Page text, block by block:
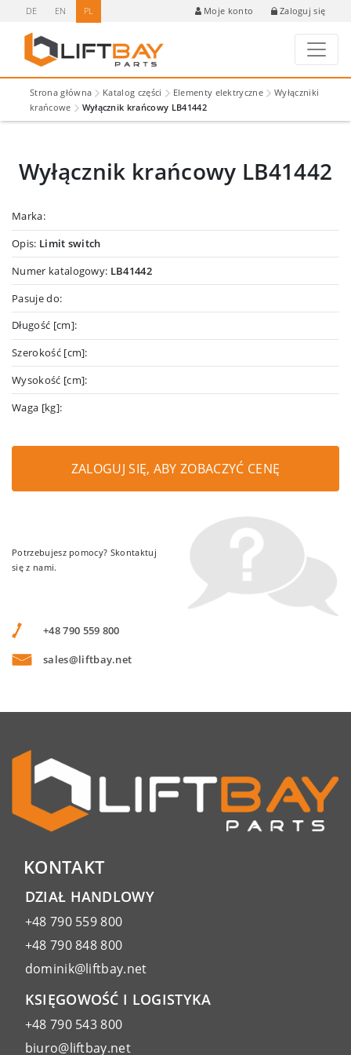
DE EN PL Moje konto Zaloguj się
Strona główna Katalog części Elementy elektryczne
Wyłączniki
krańcowe
Wyłącznik krańcowy LB41442
Wyłącznik krańcowy LB41442
Marka:
Opis: Limit switch
Numer katalogowy: LB41442
Pasuje do:
Długość [cm]:
Szerokość [cm]:
Wysokość [cm]:
Waga [kg]:
ZALOGUJ SIĘ, ABY ZOBACZYĆ CENĘ
Potrzebujesz pomocy? Skontaktuj
się z nami.
+48 790 559 800
sales@liftbay.net
KONTAKT
DZIAŁ HANDLOWY
+48 790 559 800
+48 790 848 800
dominik@liftbay.net
KSIĘGOWOŚĆ I LOGISTYKA
+48 790 543 800
biuro@liftbay.net